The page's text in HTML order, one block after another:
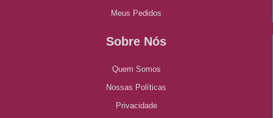
Meus Pedidos
Sobre Nós
Quem Somos
Nossas Políticas
Privacidade